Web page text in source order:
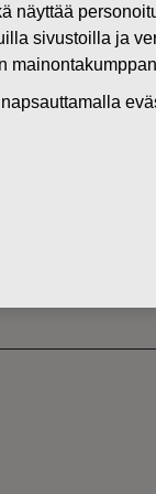
OMISTUKSESSA
näyttää
sivustoilla ja